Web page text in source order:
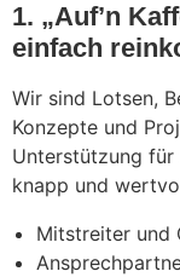
1. „Auf’n
einfach
Wir sind Lotsen,
Konzepte und
Unterstützung für
knapp und
Mitstreiter und